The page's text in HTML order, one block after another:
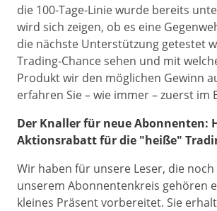
die 100-Tage-Linie wurde bereits
wird sich zeigen, ob es eine
die nächste Unterstützung getestet
Trading-Chance sehen und mit
Produkt wir den möglichen Gewinn
erfahren Sie – wie immer – zuerst im
Der Knaller für neue Abonnenten:
Aktionsrabatt für die "heiße"
Wir haben für unsere Leser, die
unserem Abonnentenkreis gehören
kleines Präsent vorbereitet. Sie